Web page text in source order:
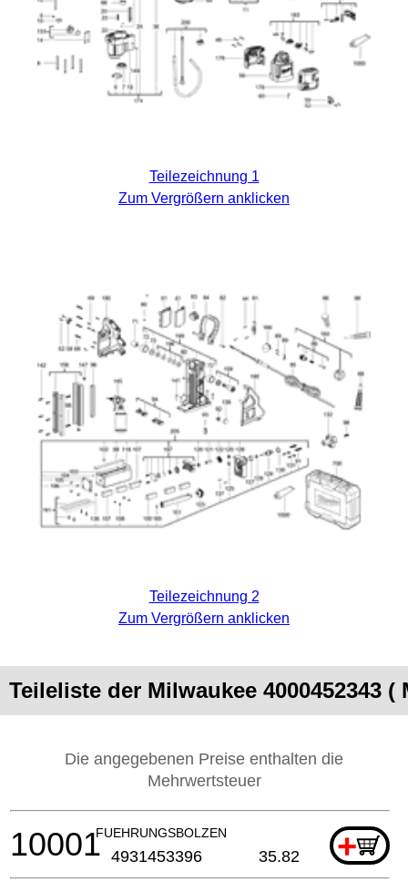
Teilezeichnung 1
Zum Vergrößern anklicken
Teilezeichnung 2
Zum Vergrößern anklicken
Teileliste der Milwaukee 4000452343 (
Die angegebenen Preise enthalten die
Mehrwertsteuer
FUEHRUNGSBOLZEN +
10001 4931453396 35.82